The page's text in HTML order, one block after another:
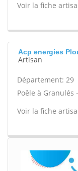
Voir la fiche
Acp energies
Artisan
Département: 29
Poêle à Granulés -
Voir la fiche